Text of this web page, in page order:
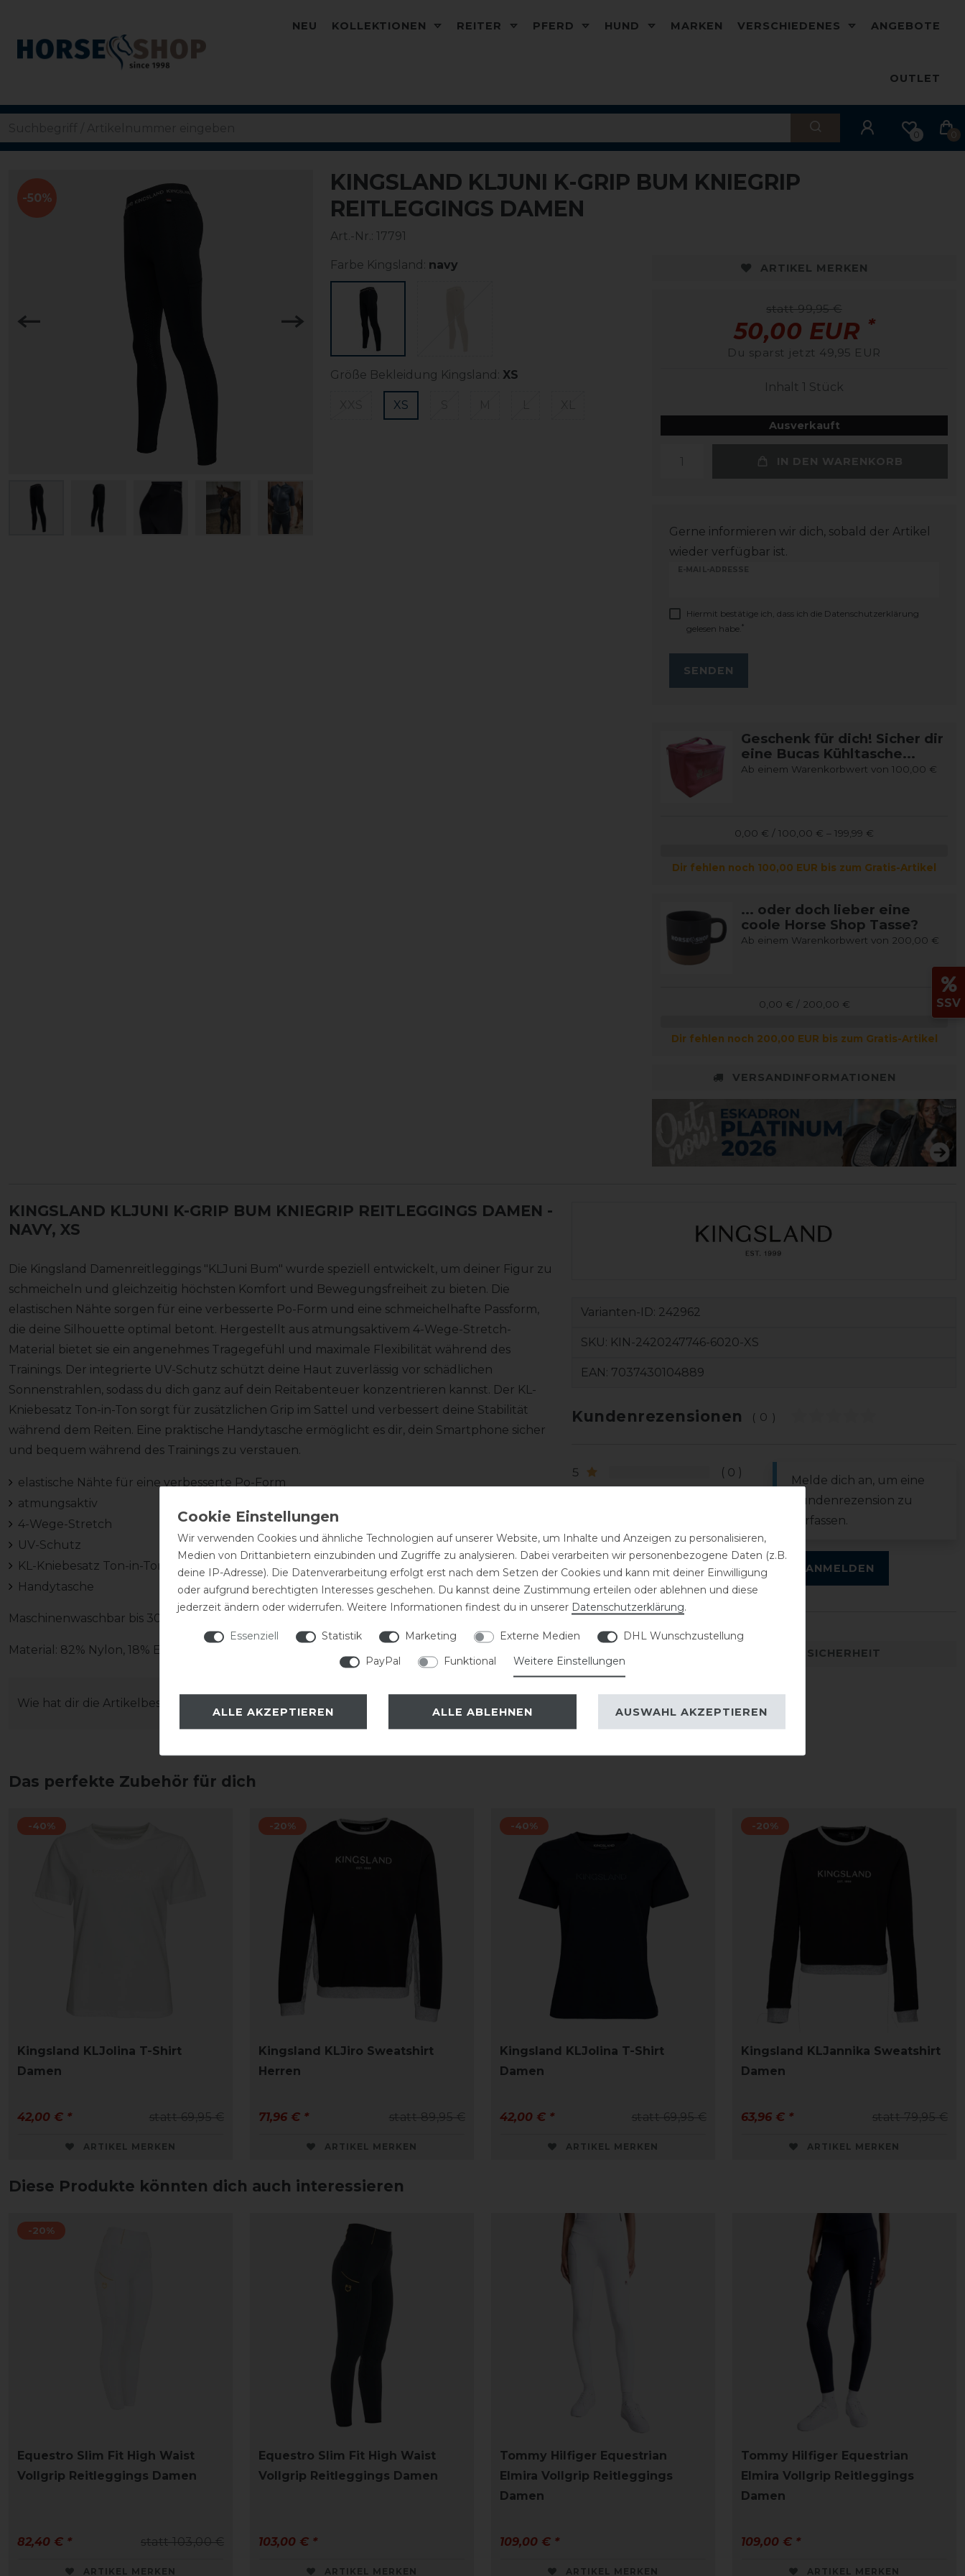
NEU KOLLEKTIONEN REITER PFERD HUND MARKEN VERSCHIEDENES ANGEBOTE
OUTLET
0 0
-50% -50%
KINGSLAND KLJUNI K-GRIP BUM KNIEGRIP
REITLEGGINGS DAMEN
Art.-Nr.: 17791
Farbe Kingsland: navy
Größe Bekleidung Kingsland: XS
XS
ARTIKEL MERKEN
statt 99,95 €
50,00 EUR *
Du sparst jetzt 49,95 EUR
Inhalt 1 Stück
Ausverkauft
IN DEN WARENKORB
Gerne informieren wir dich, sobald der Artikel
wieder verfügbar ist.
E-MAIL-ADRESSE
Hiermit bestätige ich, dass ich die Daten­schutz­erklärung
gelesen habe. *
SENDEN
Geschenk für dich! Sicher dir
eine Bucas Kühltasche...
Ab einem Warenkorbwert von 100,00 €
0,00 € / 100,00 € – 199,99 €
Dir fehlen noch 100,00 EUR bis zum Gratis-Artikel
... oder doch lieber eine
coole Horse Shop Tasse?
Ab einem Warenkorbwert von 200,00 €
0,00 € / 200,00 €
Dir fehlen noch 200,00 EUR bis zum Gratis-Artikel
VERSANDINFORMATIONEN
KINGSLAND KLJUNI K-GRIP BUM KNIEGRIP REITLEGGINGS DAMEN -
NAVY, XS
Die Kingsland Damenreitleggings "KLJuni Bum" wurde speziell entwickelt, um deiner Figur zu
schmeicheln und gleichzeitig höchsten Komfort und Bewegungsfreiheit zu bieten. Die
elastischen Nähte sorgen für eine verbesserte Po-Form und eine schmeichelhafte Passform,
die deine Silhouette optimal betont. Hergestellt aus atmungsaktivem 4-Wege-Stretch-
Material bietet sie ein angenehmes Tragegefühl und maximale Flexibilität während des
Trainings. Der integrierte UV-Schutz schützt deine Haut zuverlässig vor schädlichen
Sonnenstrahlen, sodass du dich ganz auf dein Reitabenteuer konzentrieren kannst. Der KL-
Kniebesatz Ton-in-Ton sorgt für zusätzlichen Grip im Sattel und verbessert deine Stabilität
während dem Reiten. Eine praktische Handytasche ermöglicht es dir, dein Smartphone sicher
und bequem während des Trainings zu verstauen.
elastische Nähte für eine verbesserte Po-Form
atmungsaktiv
4-Wege-Stretch
UV-Schutz
KL-Kniebesatz Ton-in-Ton
Handytasche
Maschinenwaschbar bis 30 Grad. Bitte nicht im Trockner trocknen.
Material: 82% Nylon, 18% Elasthan
Wie hat dir die Artikelbeschreibung gefallen?
Varianten-ID: 242962
SKU: KIN-2420247746-6020-XS
EAN: 7037430104889
Kundenrezensionen (0)
5
0
2
0
1
0
Melde dich an, um eine
Kundenrezension zu
verfassen.
ANMELDEN
DETAILS ZUR PRODUKTSICHERHEIT
Das perfekte Zubehör für dich
-40%
Kingsland KLJolina T-Shirt
Damen
statt 69,95 €
42,00 € *
ARTIKEL MERKEN
-20%
Kingsland KLJiro Sweatshirt
Herren
statt 89,95 €
71,96 € *
ARTIKEL MERKEN
-40%
Kingsland KLJolina T-Shirt
Damen
statt 69,95 €
42,00 € *
ARTIKEL MERKEN
-20%
Kingsland KLJannika Sweatshirt
Damen
statt 79,95 €
63,96 € *
ARTIKEL MERKEN
Diese Produkte könnten dich auch interessieren
-20%
Equestro Slim Fit High Waist
Vollgrip Reitleggings Damen
statt 103,00 €
82,40 € *
ARTIKEL MERKEN
Equestro Slim Fit High Waist
Vollgrip Reitleggings Damen
103,00 € *
ARTIKEL MERKEN
Tommy Hilfiger Equestrian
Elmira Vollgrip Reitleggings
Damen
109,00 € *
ARTIKEL MERKEN
Tommy Hilfiger Equestrian
Elmira Vollgrip Reitleggings
Damen
109,00 € *
ARTIKEL MERKEN
SSV
Wir verwenden Cookies und ähnliche Technologien auf unserer Website, um Inhalte und Anzeigen zu personalisieren,
Medien von Drittanbietern einzubinden und Zugriffe zu analysieren. Dabei verarbeiten wir personenbezogene Daten (z.B.
deine IP-Adresse). Die Datenverarbeitung erfolgt erst nach dem Setzen der Cookies und kann mit deiner Einwilligung
oder aufgrund berechtigten Interesses geschehen. Du kannst deine Zustimmung erteilen oder ablehnen und diese
jederzeit ändern oder widerrufen. Weitere Informationen findest du in unserer Daten­schutz­erklärung.
Essenziell Statistik Marketing Externe Medien
DHL Wunschzustellung
PayPal
Funktional Weitere Einstellungen
ALLE AKZEPTIEREN ALLE ABLEHNEN AUSWAHL AKZEPTIEREN